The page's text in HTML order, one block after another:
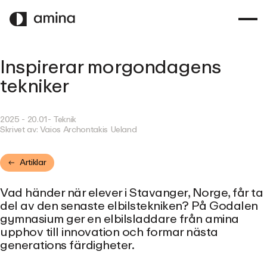
TILL
HUVUDINNEHÅLL
Inspirerar morgondagens
tekniker
2025 - 20.01- Teknik
Skrivet av:Vaios Archontakis Ueland
Artiklar
Vad händer när elever i Stavanger, Norge, får ta
del av den senaste elbilstekniken? På Godalen
gymnasium ger en elbilsladdare från amina
upphov till innovation och formar nästa
generations färdigheter.